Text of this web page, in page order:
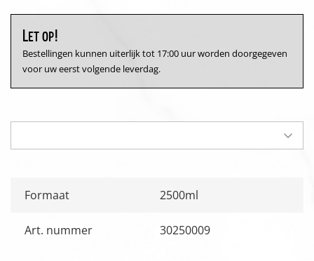
Let op!
Bestellingen kunnen uiterlijk tot 17:00 uur worden doorgegeven
voor uw eerst volgende leverdag.
Formaat 2500ml
Art. nummer 30250009